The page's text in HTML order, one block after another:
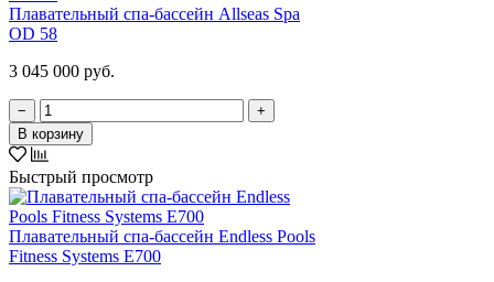
Плавательный спа-бассейн Allseas Spa
OD 58
3 045 000 руб.
−
+
В корзину
Быстрый просмотр
Плавательный спа-бассейн Endless Pools
Fitness Systems E700